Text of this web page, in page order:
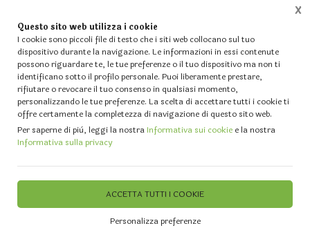
Questo sito web utilizza i cookie
I cookie sono piccoli file di testo che i siti web collocano sul tuo
dispositivo durante la navigazione. Le informazioni in essi contenute
possono riguardare te, le tue preferenze o il tuo dispositivo ma non ti
identificano sotto il profilo personale. Puoi liberamente prestare,
rifiutare o revocare il tuo consenso in qualsiasi momento,
personalizzando le tue preferenze. La scelta di accettare tutti i cookie ti
offre certamente la completezza di navigazione di questo sito web.
Per saperne di più, leggi la nostraInformativa sui cookie e la nostra
Informativa sulla privacy
ACCETTA TUTTI I COOKIE
Personalizza preferenze
X
Home Vetrina VASI VETRO TRASPARENTE Vasto Assortimento per Fioristi e Events
Confettiera in vetro con
coperchio H 23 - dm.15,5 -
Sconti per Fioristi e Aziende